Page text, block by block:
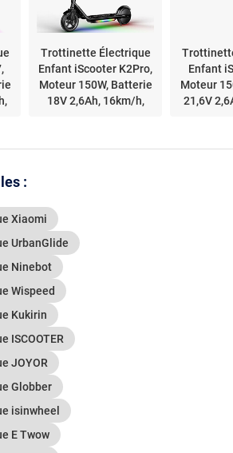
Trottinette Électrique
Enfant iScooter K2Pro,
Moteur 150W, Batterie
18V 2,6Ah, 16km/h,
Enfant
Moteur
21,6V
:
Xiaomi
UrbanGlide
Ninebot
Wispeed
Kukirin
ISCOOTER
JOYOR
Globber
isinwheel
E Twow